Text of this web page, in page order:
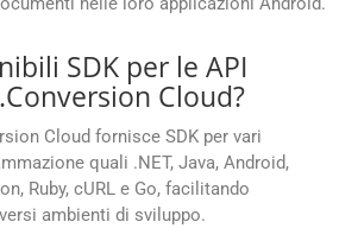
SDK per le API
Cloud?
Cloud fornisce SDK per vari
quali .NET, Java, Android,
Ruby, cURL e Go, facilitando
ambienti di sviluppo.